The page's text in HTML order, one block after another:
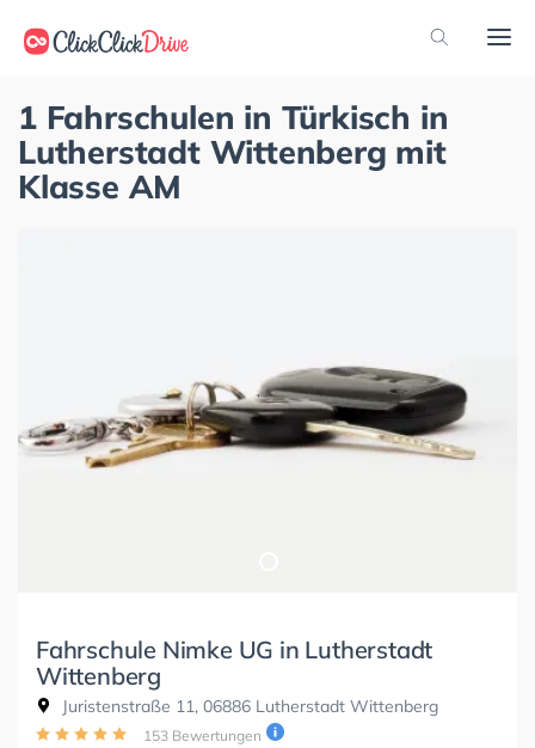
1 Fahrschulen in Türkisch in
Lutherstadt Wittenberg mit
Klasse AM
Fahrschule Nimke UG in Lutherstadt
Wittenberg
Juristenstraße 11, 06886 Lutherstadt Wittenberg
153 Bewertungen